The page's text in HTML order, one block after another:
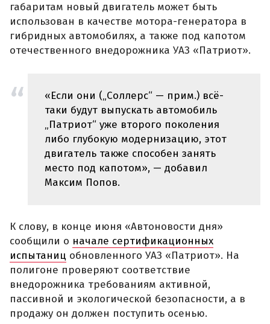
габаритам новый двигатель может быть
использован в качестве мотора-генератора в
гибридных автомобилях, а также под капотом
отечественного внедорожника УАЗ «Патриот».
«Если они („Соллерс“ — прим.) всё-
таки будут выпускать автомобиль
„Патриот“ уже второго поколения
либо глубокую модернизацию, этот
двигатель также способен занять
место под капотом», — добавил
Максим Попов.
К слову, в конце июня «Автоновости дня»
сообщили о начале сертификационных
испытаниц обновленного УАЗ «Патриот». На
полигоне проверяют соответствие
внедорожника требованиям активной,
пассивной и экологической безопасности, а в
продажу он должен поступить осенью.